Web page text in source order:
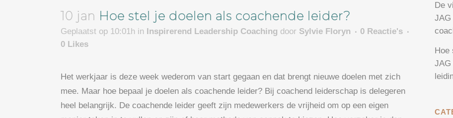
10 jan Hoe stel je doelen als coachende leider?
Geplaatst op 10:01h in Inspirerend Leadership Coaching door Sylvie Floryn
0 Reactie's
0 Likes
Het werkjaar is deze week wederom van start gegaan en dat brengt nieuwe doelen met zich
mee. Maar hoe bepaal je doelen als coachende leider? Bij coachend leiderschap is delegeren
heel belangrijk. De coachende leider geeft zijn medewerkers de vrijheid om op een eigen
De
JAG
Hoe
JAG